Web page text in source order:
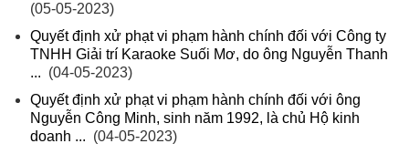
(05-05-2023)
Quyết định xử phạt vi phạm hành chính đối với Công ty
TNHH Giải trí Karaoke Suối Mơ, do ông Nguyễn Thanh
... (04-05-2023)
Quyết định xử phạt vi phạm hành chính đối với ông
Nguyễn Công Minh, sinh năm 1992, là chủ Hộ kinh
doanh ... (04-05-2023)